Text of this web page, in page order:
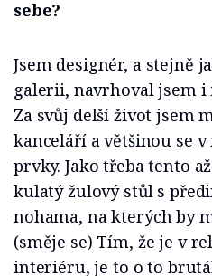
sebe?
Jsem designér, a stejně
galerii, navrhoval jsem
Za svůj delší život jsem
kanceláří a většinou se
prvky. Jako třeba tento
kulatý žulový stůl s
nohama, na kterých by
(směje se) Tím, že je v
interiéru, je to o to